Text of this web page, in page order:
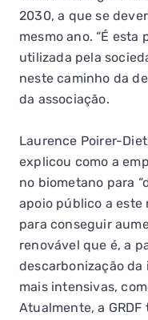
2030, a que se
mesmo ano. “É
utilizada pela
neste caminho da
da associação.
Laurence Poirer-
explicou como a
no biometano para
apoio público a este
para conseguir
renovável que é, a
descarbonização da
mais intensivas,
Atualmente, a